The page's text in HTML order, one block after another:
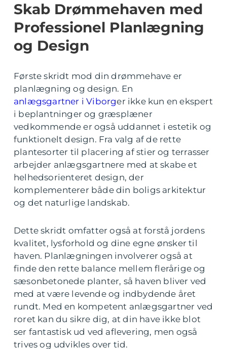
Skab Drømmehaven med
Professionel Planlægning
og Design
Første skridt mod din drømmehave er
planlægning og design. En
anlægsgartner i Viborger ikke kun en ekspert
i beplantninger og græsplæner
vedkommende er også uddannet i estetik og
funktionelt design. Fra valg af de rette
plantesorter til placering af stier og terrasser
arbejder anlægsgartnere med at skabe et
helhedsorienteret design, der
komplementerer både din boligs arkitektur
og det naturlige landskab.
Dette skridt omfatter også at forstå jordens
kvalitet, lysforhold og dine egne ønsker til
haven. Planlægningen involverer også at
finde den rette balance mellem flerårige og
sæsonbetonede planter, så haven bliver ved
med at være levende og indbydende året
rundt. Med en kompetent anlægsgartner ved
roret kan du sikre dig, at din have ikke blot
ser fantastisk ud ved aflevering, men også
trives og udvikles over tid.